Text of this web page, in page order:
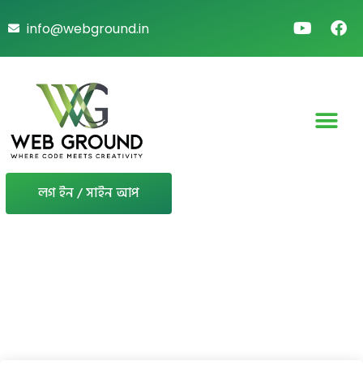
info@webground.in
লগ ইন / সাইন আপ